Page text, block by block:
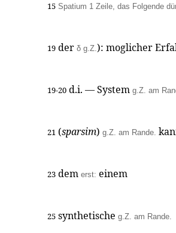
15 Spatium 1 Zeile, das Folgende
19 der δ g.Z.): moglicher
19-20 d.i. — System g.Z. am
21 (sparsim) g.Z. am Rande.
23 dem erst: einem
25 synthetische g.Z. am Rande.